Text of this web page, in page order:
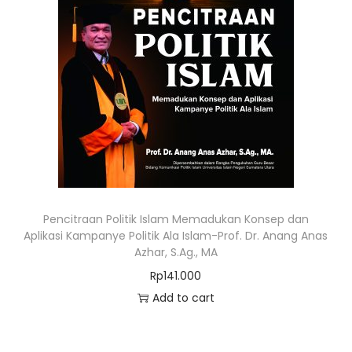
Pencitraan Politik Islam Memadukan Konsep dan
Aplikasi Kampanye Politik Ala Islam-Prof. Dr. Anang Anas
Azhar, S.Ag., MA
Rp141.000
Add to cart